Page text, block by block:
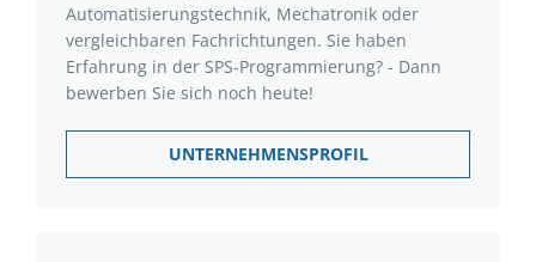
Automatisierungstechnik, Mechatronik oder
vergleichbaren Fachrichtungen. Sie haben
Erfahrung in der SPS-Programmierung? - Dann
bewerben Sie sich noch heute!
UNTERNEHMENSPROFIL